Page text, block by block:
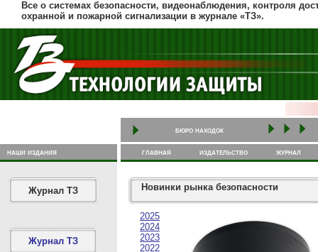
Все о системах безопасности, видеонаблюдения, контроля
охранной и пожарной сигнализации в журнале «ТЗ».
бюро находок
наши издания главная издательство журнал
Журнал ТЗ
Журнал ТЗ
Новинки рынка безопасности
2025
2024
2023
2022